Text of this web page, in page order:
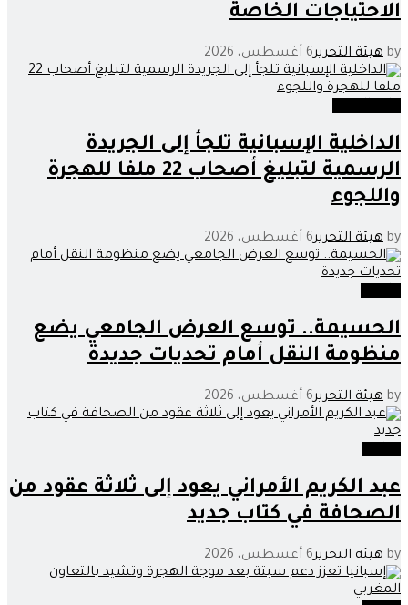
الاحتياجات الخاصة
by هيئة التحرير6 أغسطس، 2026
الداخلية الإسبانية تلجأ إلى الجريدة
الرسمية لتبليغ أصحاب 22 ملفا للهجرة
واللجوء
by هيئة التحرير6 أغسطس، 2026
الحسيمة.. توسع العرض الجامعي يضع
منظومة النقل أمام تحديات جديدة
by هيئة التحرير6 أغسطس، 2026
عبد الكريم الأمراني يعود إلى ثلاثة عقود من
الصحافة في كتاب جديد
by هيئة التحرير6 أغسطس، 2026